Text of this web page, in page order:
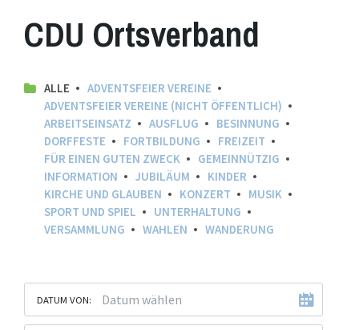
CDU Ortsverband
ALLE
ADVENTSFEIER VEREINE
ADVENTSFEIER VEREINE (NICHT ÖFFENTLICH)
ARBEITSEINSATZ
AUSFLUG
BESINNUNG
DORFFESTE
FORTBILDUNG
FREIZEIT
FÜR EINEN GUTEN ZWECK
GEMEINNÜTZIG
INFORMATION
JUBILÄUM
KINDER
KIRCHE UND GLAUBEN
KONZERT
MUSIK
SPORT UND SPIEL
UNTERHALTUNG
VERSAMMLUNG
WAHLEN WANDERUNG
DATUM VON: